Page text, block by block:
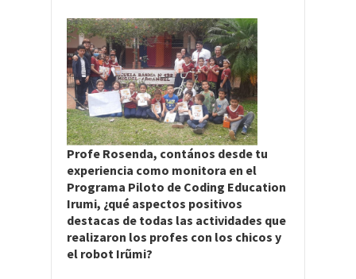
Profe Rosenda, contános desde tu
experiencia como monitora en el
Programa Piloto de Coding Education
Irumi, ¿qué aspectos positivos
destacas de todas las actividades que
realizaron los profes con los chicos y
el robot Irũmi?